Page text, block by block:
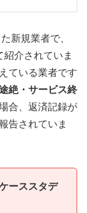
新規業者で、
介されていま
ている業者です
絶・サービス終
合、返済記録が
告されていま
ーススタデ